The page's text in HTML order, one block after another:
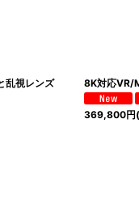
乱視レンズ 8K対応VR/
369,800円